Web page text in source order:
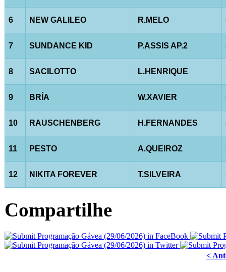
6 NEW GALILEO R.MELO
7 SUNDANCE KID P.ASSIS AP.2
8 SACILOTTO L.HENRIQUE
9 BRÍA W.XAVIER
10 RAUSCHENBERG H.FERNANDES
11 PESTO A.QUEIROZ
12 NIKITA FOREVER T.SILVEIRA
Compartilhe
<